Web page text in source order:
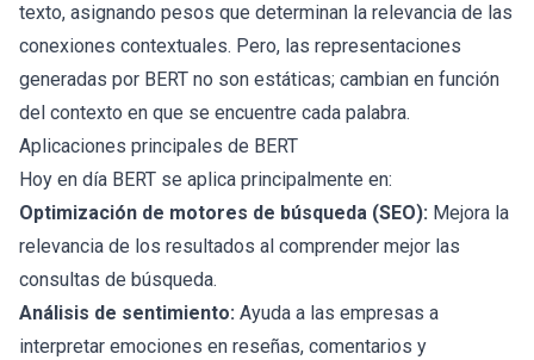
texto, asignando pesos que determinan la relevancia de las
conexiones contextuales. Pero, las representaciones
generadas por BERT no son estáticas; cambian en función
del contexto en que se encuentre cada palabra.
Aplicaciones principales de BERT
Hoy en día BERT se aplica principalmente en:
Optimización de motores de búsqueda (SEO): Mejora la
relevancia de los resultados al comprender mejor las
consultas de búsqueda.
Análisis de sentimiento: Ayuda a las empresas a
interpretar emociones en reseñas, comentarios y